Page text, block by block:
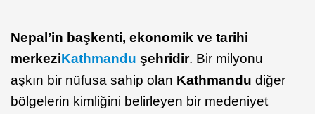
Nepal’in başkenti, ekonomik ve tarihi
merkeziKathmandu şehridir. Bir milyonu
aşkın bir nüfusa sahip olan Kathmandu diğer
bölgelerin kimliğini belirleyen bir medeniyet